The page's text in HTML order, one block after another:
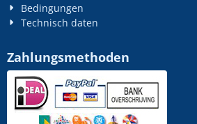
Bedingungen
Technisch daten
Zahlungsmethoden